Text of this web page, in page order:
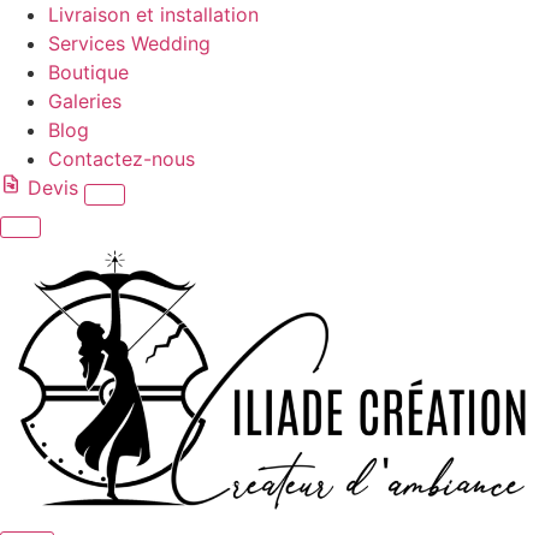
Livraison et installation
Services Wedding
Boutique
Galeries
Blog
Contactez-nous
Devis